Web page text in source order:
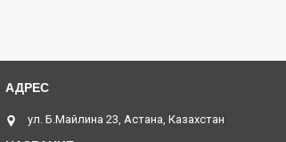
ул. Б.Майлина 23, Астана, Казахстан